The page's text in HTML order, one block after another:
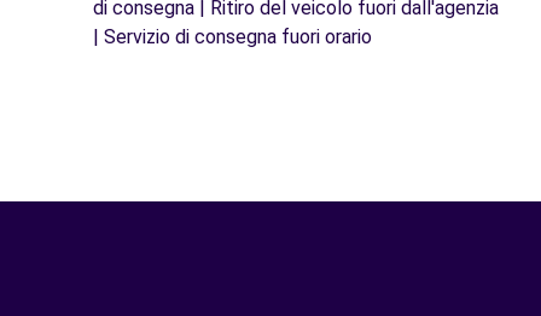
di consegna | Ritiro del veicolo fuori dall'agenzia
| Servizio di consegna fuori orario